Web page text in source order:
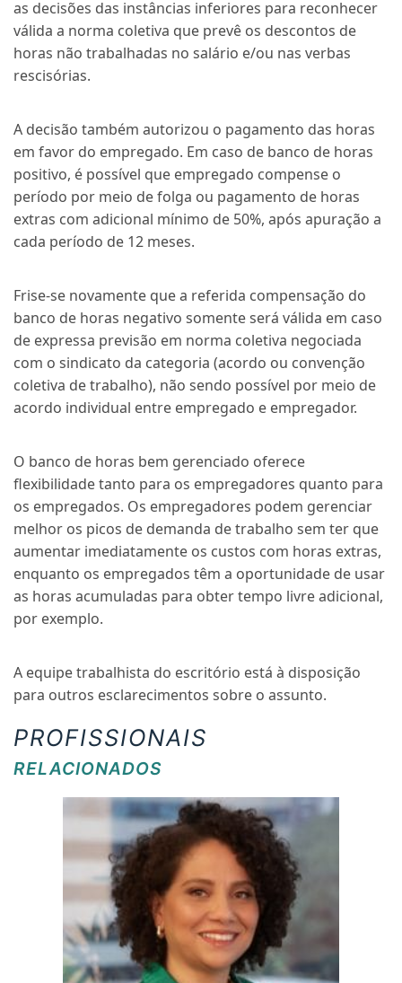
as decisões das instâncias inferiores para reconhecer
válida a norma coletiva que prevê os descontos de
horas não trabalhadas no salário e/ou nas verbas
rescisórias.
A decisão também autorizou o pagamento das horas
em favor do empregado. Em caso de banco de horas
positivo, é possível que empregado compense o
período por meio de folga ou pagamento de horas
extras com adicional mínimo de 50%, após apuração a
cada período de 12 meses.
Frise-se novamente que a referida compensação do
banco de horas negativo somente será válida em caso
de expressa previsão em norma coletiva negociada
com o sindicato da categoria (acordo ou convenção
coletiva de trabalho), não sendo possível por meio de
acordo individual entre empregado e empregador.
O banco de horas bem gerenciado oferece
flexibilidade tanto para os empregadores quanto para
os empregados. Os empregadores podem gerenciar
melhor os picos de demanda de trabalho sem ter que
aumentar imediatamente os custos com horas extras,
enquanto os empregados têm a oportunidade de usar
as horas acumuladas para obter tempo livre adicional,
por exemplo.
A equipe trabalhista do escritório está à disposição
para outros esclarecimentos sobre o assunto.
PROFISSIONAIS
RELACIONADOS